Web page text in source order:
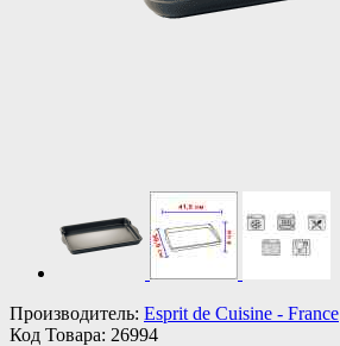
Производитель: Esprit de Cuisine - France
Код Товара: 26994